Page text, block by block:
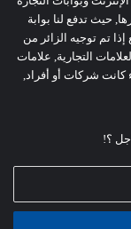
حيث تدفع لنا بوابة
تم توجيه الزائر من
التجارية, علامات
كانت شركات أو أفراد,
؟!